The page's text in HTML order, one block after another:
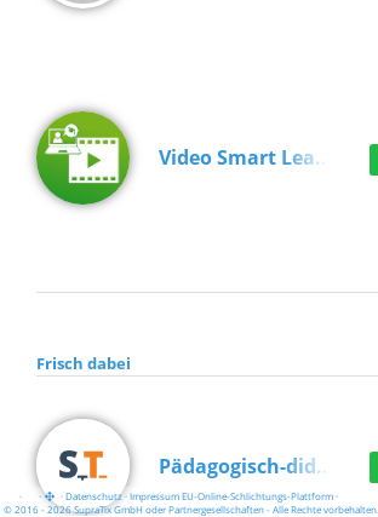
Video Smart Lea…
Frisch dabei
Pädagogisch-did…
· · ·Datenschutz·Impressum EU-Online-Schlichtungs-Plattform·
© 2016 - 2026 SupraTix GmbH oder Partnergesellschaften - Alle Rechte vorbehalten.